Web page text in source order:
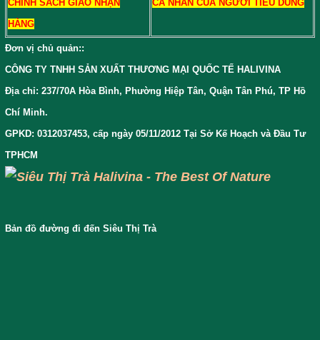
CHÍNH SÁCH GIAO NHẬN
HÀNG
CÁ NHÂN CỦA NGƯỜI TIÊU DÙNG
Đơn vị chủ quản::
CÔNG TY TNHH SẢN XUẤT THƯƠNG MẠI QUỐC TẾ HALIVINA
Địa chỉ: 237/70A Hòa Bình, Phường Hiệp Tân, Quận Tân Phú, TP Hồ
Chí Minh.
GPKD: 0312037453, cấp ngày 05/11/2012 Tại Sở Kế Hoạch và Đầu Tư
TPHCM
Bản đồ đường đi đến Siêu Thị Trà